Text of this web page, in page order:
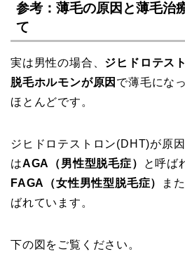
参考：薄毛の原因と薄毛治
て
実は男性の場合、 ジヒドロテス
脱毛ホルモンが原因 で薄毛にな
ほとんどです。
ジヒドロテストロン(DHT)が原
はAGA（男性型脱毛症）
と呼ば
FAGA（女性男性型脱毛症）
ま
ばれています。
下の図をご覧ください。